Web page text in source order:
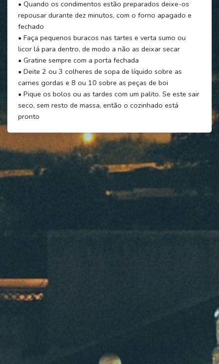
• Quando os condimentos estão preparados deixe-os
repousar durante dez minutos, com o forno apagado e
fechado
• Faça pequenos buracos nas tartes e verta sumo ou
licor lá para dentro, de modo a não as deixar secar
• Gratine sempre com a porta fechada
• Deite 2 ou 3 colheres de sopa de líquido sobre as
carnes gordas e 8 ou 10 sobre as peças de boi
• Pique os bolos ou as tardes com um palito. Se este sair
seco, sem resto de massa, então o cozinhado está
pronto